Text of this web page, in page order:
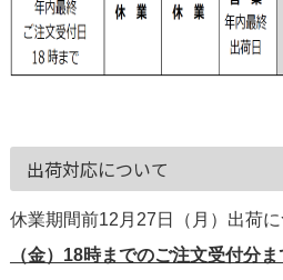
出荷対応について
休業期間前12月27日（月）出荷に
（金）18時までのご注文受付分ま